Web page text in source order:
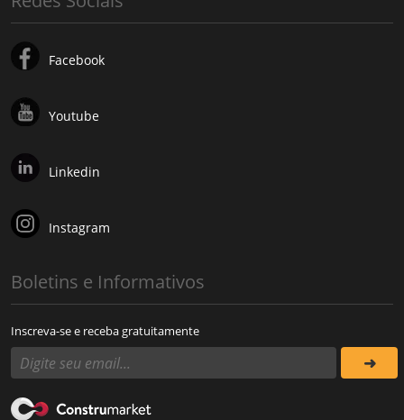
Facebook
Youtube
Linkedin
Instagram
Boletins e Informativos
Inscreva-se e receba gratuitamente